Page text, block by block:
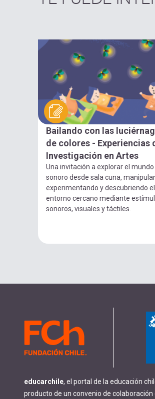
Bailando con las
de colores - Experiencias
Investigación en Artes
Una invitación a explorar el mundo
sonoro desde sala cuna,
experimentando y descubriendo el
entorno cercano mediante
sonoros, visuales y táctiles.
educarchile, el portal de la educación
producto de un convenio de colaboración